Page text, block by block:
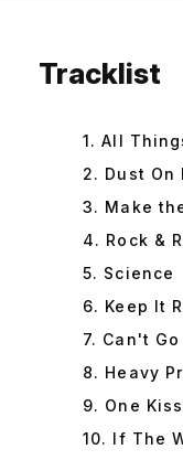
Tracklist
1. All
2. Dust On
3. Make
4. Rock &
5. Science
6. Keep It
7. Can't
8. Heavy
9. One Kiss
10. If The